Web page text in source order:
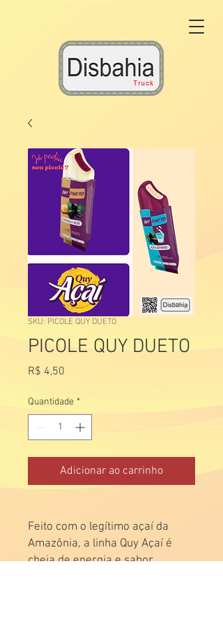
SKU: PICOLE QUY DUETO
PICOLE QUY DUETO
R$ 4,50
Quantidade *
Adicionar ao carrinho
Feito com o legítimo açaí da
Amazônia, a linha Quy Açaí é
cheia de energia e sabor.